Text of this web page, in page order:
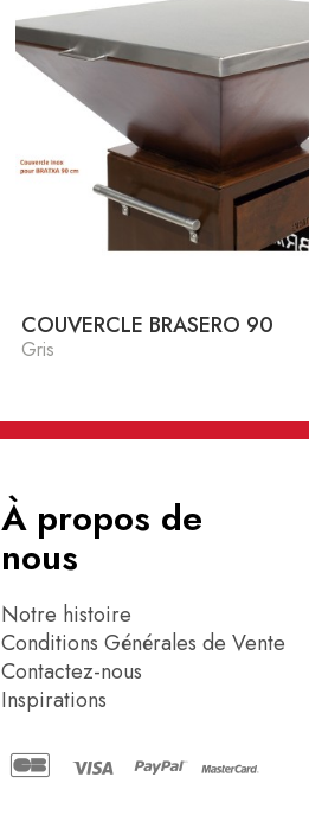
COUVERCLE BRASERO 90
Gris
À propos de
nous
Notre histoire
Conditions Générales de Vente
Contactez-nous
Inspirations